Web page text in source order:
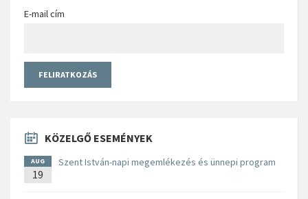
E-mail cím
KÖZELGŐ ESEMÉNYEK
AUG
19
Szent István-napi megemlékezés és ünnepi program